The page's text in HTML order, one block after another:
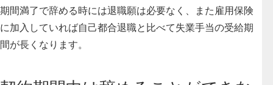
期間満了で辞める時には退職願は必要なく、また雇用保険
に加入していれば自己都合退職と比べて失業手当の受給期
間が長くなります。